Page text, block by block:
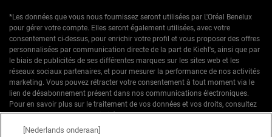
*Les données que vous nous fournissez seront utilisées par L'Oréal Benelux
pour gérer votre compte. Elles seront également utilisées, avec votre
consentement ci-dessus, pour enrichir votre profil et vous proposer des offres
personnalisées par communication directe de la part de Kiehl's, ainsi que par
le biais de publicités de ses différentes marques sur les sites web et les
réseaux sociaux partenaires, et pour mesurer la performance de nos activités
marketing. Vous pouvez rétracter votre consentement à tout moment via le
lien de désabonnement présent dans nos communications électroniques.
Pour en savoir plus sur le traitement de vos données et vos droits, consultez
notrePolitique de confidentialité.
[Nederlands onderaan]